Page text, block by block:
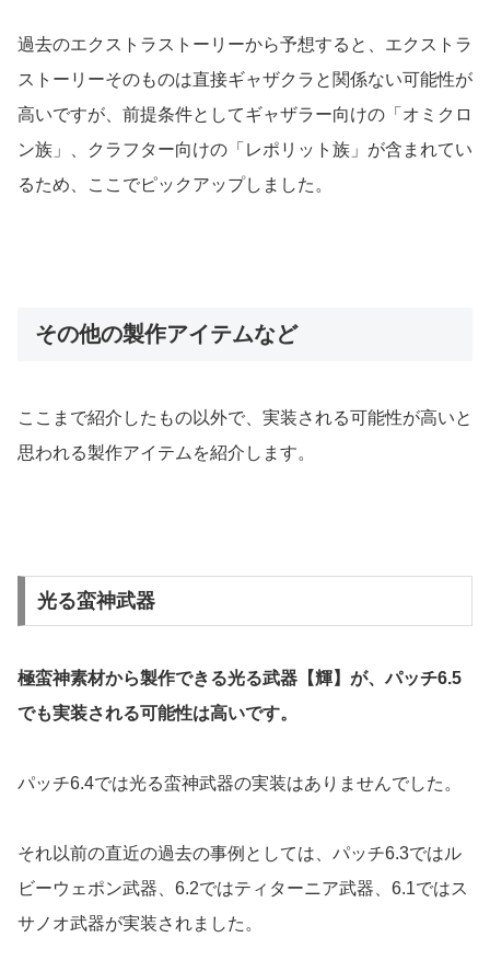
過去のエクストラストーリーから予想すると、エクストラ
ストーリーそのものは直接ギャザクラと関係ない可能性が
高いですが、前提条件としてギャザラー向けの「オミクロ
ン族」、クラフター向けの「レポリット族」が含まれてい
るため、ここでピックアップしました。
その他の製作アイテムなど
ここまで紹介したもの以外で、実装される可能性が高いと
思われる製作アイテムを紹介します。
光る蛮神武器
極蛮神素材から製作できる光る武器【輝】が、パッチ6.5
でも実装される可能性は高いです。
パッチ6.4では光る蛮神武器の実装はありませんでした。
それ以前の直近の過去の事例としては、パッチ6.3ではル
ビーウェポン武器、6.2ではティターニア武器、6.1ではス
サノオ武器が実装されました。